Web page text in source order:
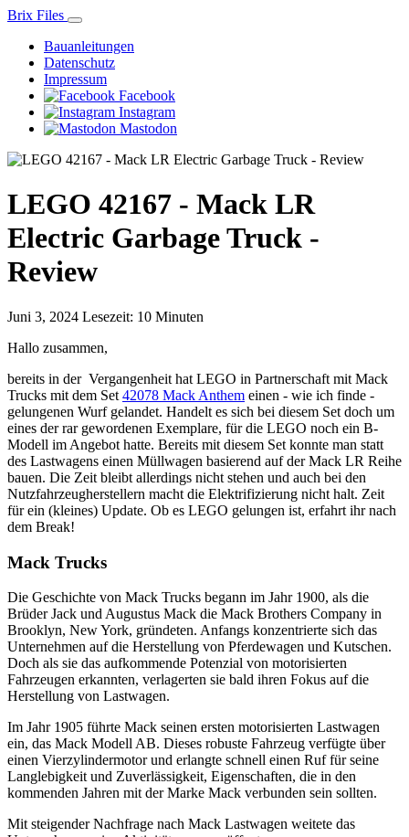
Brix Files
Bauanleitungen
Datenschutz
Impressum
Facebook
Instagram
Mastodon
LEGO 42167 - Mack LR
Electric Garbage Truck -
Review
Juni 3, 2024 Lesezeit: 10 Minuten
Hallo zusammen,
bereits in der Vergangenheit hat LEGO in Partnerschaft mit Mack
Trucks mit dem Set 42078 Mack Anthem einen - wie ich finde -
gelungenen Wurf gelandet. Handelt es sich bei diesem Set doch um
eines der rar gewordenen Exemplare, für die LEGO noch ein B-
Modell im Angebot hatte. Bereits mit diesem Set konnte man statt
des Lastwagens einen Müllwagen basierend auf der Mack LR Reihe
bauen. Die Zeit bleibt allerdings nicht stehen und auch bei den
Nutzfahrzeugherstellern macht die Elektrifizierung nicht halt. Zeit
für ein (kleines) Update. Ob es LEGO gelungen ist, erfahrt ihr nach
dem Break!
Mack Trucks
Die Geschichte von Mack Trucks begann im Jahr 1900, als die
Brüder Jack und Augustus Mack die Mack Brothers Company in
Brooklyn, New York, gründeten. Anfangs konzentrierte sich das
Unternehmen auf die Herstellung von Pferdewagen und Kutschen.
Doch als sie das aufkommende Potenzial von motorisierten
Fahrzeugen erkannten, verlagerten sie bald ihren Fokus auf die
Herstellung von Lastwagen.
Im Jahr 1905 führte Mack seinen ersten motorisierten Lastwagen
ein, das Mack Modell AB. Dieses robuste Fahrzeug verfügte über
einen Vierzylindermotor und erlangte schnell einen Ruf für seine
Langlebigkeit und Zuverlässigkeit, Eigenschaften, die in den
kommenden Jahren mit der Marke Mack verbunden sein sollten.
Mit steigender Nachfrage nach Mack Lastwagen weitete das